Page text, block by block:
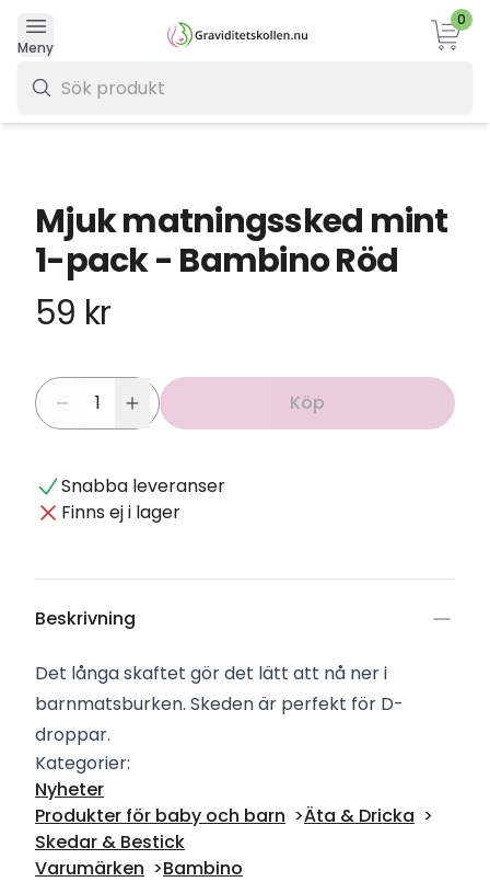
Meny
0
Mjuk matningssked mint
1-pack - Bambino Röd
59 kr
Köp
Snabba leveranser
Finns ej i lager
Beskrivning
Det långa skaftet gör det lätt att nå ner i
barnmatsburken. Skeden är perfekt för D-
droppar.
Kategorier:
Nyheter
Produkter för baby och barn
Äta & Dricka
Skedar & Bestick
Varumärken
Bambino